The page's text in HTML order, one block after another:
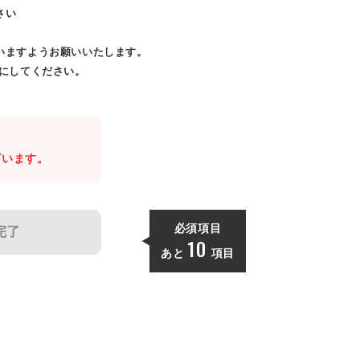
い
すようお願いいたします。
してください。
ます。
了 必須項目
あと 10 項目